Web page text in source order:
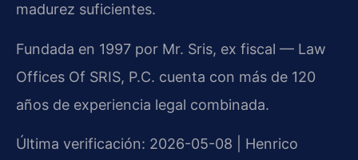
madurez suficientes.
Fundada en 1997 por Mr. Sris, ex fiscal — Law
Offices Of SRIS, P.C. cuenta con más de 120
años de experiencia legal combinada.
Última verificación: 2026-05-08 | Henrico